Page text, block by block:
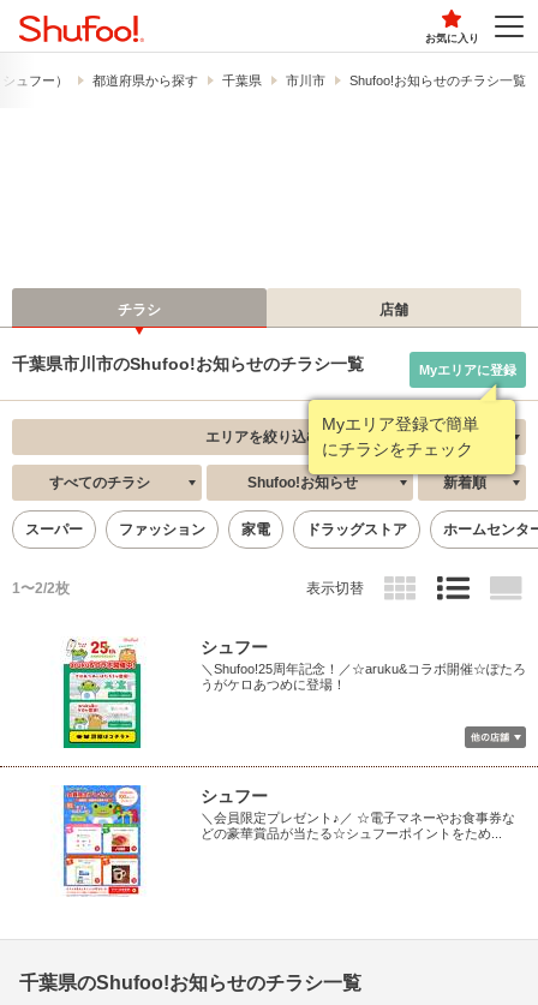
お気に入り
ュフー） 都道府県から探す 千葉県 市川市 Shufoo!お知らせのチラシ一覧
チラシ 店舗
千葉県市川市のShufoo!お知らせのチラシ一覧
Myエリア登録で簡単
にチラシをチェック
Myエリアに登録
エリアを絞り込む
すべてのチラシ Shufoo!お知らせ 新着順
スーパー ファッション 家電 ドラッグストア ホームセンタ
1〜2/2枚 表示切替
シュフー
＼Shufoo!25周年記念！／☆aruku&コラボ開催☆ぽたろ
うがケロあつめに登場！
シュフー
＼会員限定プレゼント♪／ ☆電子マネーやお食事券な
どの豪華賞品が当たる☆シュフーポイントをため...
千葉県のShufoo!お知らせのチラシ一覧